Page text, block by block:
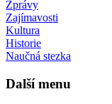
Zprávy
Zajímavosti
Kultura
Historie
Naučná stezka
Další menu